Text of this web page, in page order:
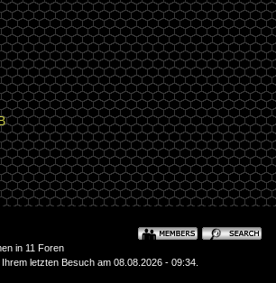
in 11 Foren
letzten Besuch am 08.08.2026 - 09:34.